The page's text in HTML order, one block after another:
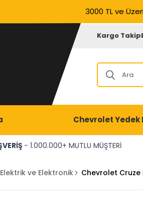
3000 TL ve
Kargo Takip
Chevrolet Yedek
- 1.000.000+ MUTLU MÜŞTERİ
ve Elektronik Chevrolet Cruze